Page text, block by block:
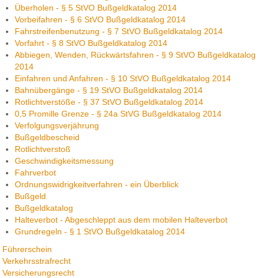
Überholen - § 5 StVO Bußgeldkatalog 2014
Vorbeifahren - § 6 StVO Bußgeldkatalog 2014
Fahrstreifenbenutzung - § 7 StVO Bußgeldkatalog 2014
Vorfahrt - § 8 StVO Bußgeldkatalog 2014
Abbiegen, Wenden, Rückwärtsfahren - § 9 StVO Bußgeldkatalog
2014
Einfahren und Anfahren - § 10 StVO Bußgeldkatalog 2014
Bahnübergänge - § 19 StVO Bußgeldkatalog 2014
Rotlichtverstöße - § 37 StVO Bußgeldkatalog 2014
0,5 Promille Grenze - § 24a StVG Bußgeldkatalog 2014
Verfolgungsverjährung
Bußgeldbescheid
Rotlichtverstoß
Geschwindigkeitsmessung
Fahrverbot
Ordnungswidrigkeitverfahren - ein Überblick
Bußgeld
Bußgeldkatalog
Halteverbot - Abgeschleppt aus dem mobilen Halteverbot
Grundregeln - § 1 StVO Bußgeldkatalog 2014
Führerschein
Verkehrsstrafrecht
Versicherungsrecht